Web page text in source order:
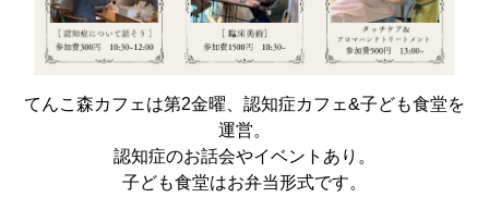
てんこ森カフェは第2金曜、認知症カフェ&子ども食堂を
運営。
認知症のお話会やイベントあり。
子ども食堂はお弁当形式です。